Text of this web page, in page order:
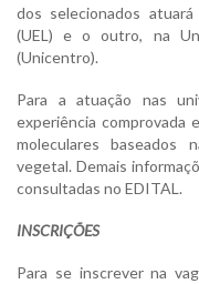
dos selecionados
(UEL) e o outro, na
(Unicentro).
Para a atuação nas
experiência comprovada
moleculares baseados
vegetal. Demais
consultadas no EDITAL.
INSCRIÇÕES
Para se inscrever na